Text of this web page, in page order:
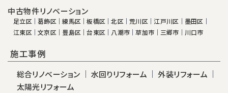
中古物件リノベーション
足立区 葛飾区 練馬区 板橋区 北区 荒川区 江戸川区
墨田区
江東区
文京区 豊島区 台東区 八潮市 草加市 三郷市 川口市
施工事例
総合リノベーション 水回りリフォーム
外装リフォーム
太陽光リフォーム